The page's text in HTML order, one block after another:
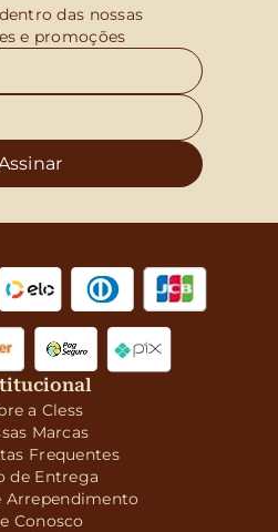
das nossas
e promoções
a Cless
Marcas
Frequentes
de Entrega
Arrependimento
Conosco